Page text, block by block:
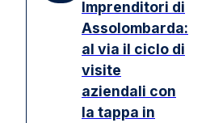
Imprenditori di
Assolombarda:
al via il ciclo di
visite
aziendali con
la tappa in